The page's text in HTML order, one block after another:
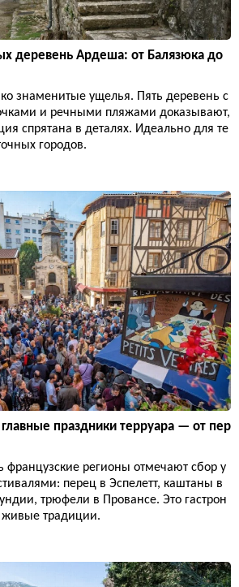
деревень Ардеша: от Балязюка до
знаменитые ущелья. Пять деревень с
и речными пляжами доказывают,
спрятана в деталях. Идеально для те
городов.
праздники терруара — от пер
французские регионы отмечают сбор у
перец в Эспелетт, каштаны в
трюфели в Провансе. Это гастрон
традиции.